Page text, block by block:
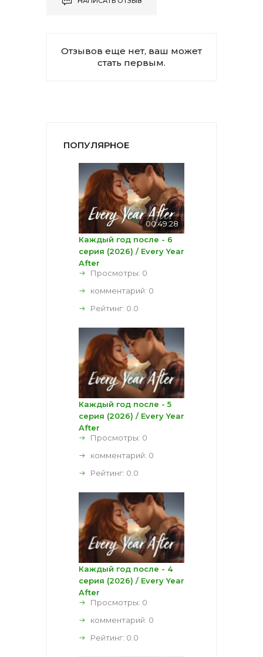
Отзывов еще нет, ваш может
стать первым.
ПОПУЛЯРНОЕ
00:49:28
Каждый год после - 6
серия (2026) / Every Year
After
Просмотры: 0
комментарий: 0
Рейтинг: 0.0
Каждый год после - 5
серия (2026) / Every Year
After
Просмотры: 0
комментарий: 0
Рейтинг: 0.0
Каждый год после - 4
серия (2026) / Every Year
After
Просмотры: 0
комментарий: 0
Рейтинг: 0.0